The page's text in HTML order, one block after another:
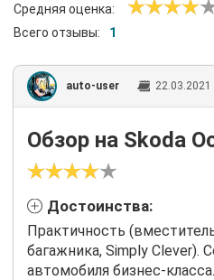
Средняя оценка:
Всего отзывы:
1
auto-user 22.03.2021
Обзор на Skoda
Достоинства:
Практичность
багажника, Simply Clever).
автомобиля бизнес-